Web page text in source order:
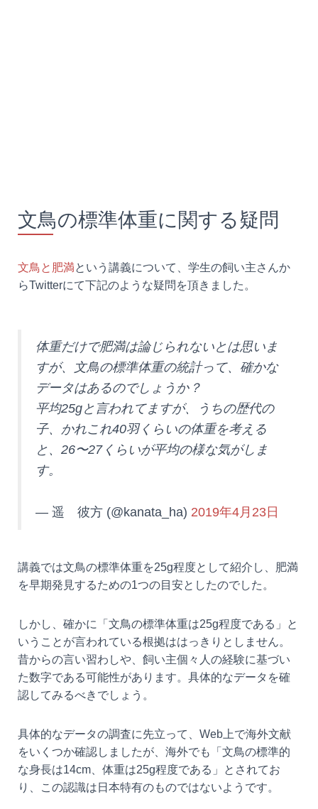
文鳥の標準体重に関する疑問
文鳥と肥満という講義について、学生の飼い主さんか
らTwitterにて下記のような疑問を頂きました。
体重だけで肥満は論じられないとは思いま
すが、文鳥の標準体重の統計って、確かな
データはあるのでしょうか？
平均25gと言われてますが、うちの歴代の
子、かれこれ40羽くらいの体重を考える
と、26〜27くらいが平均の様な気がしま
す。
— 遥 彼方 (@kanata_ha) 2019年4月23日
講義では文鳥の標準体重を25g程度として紹介し、肥満
を早期発見するための1つの目安としたのでした。
しかし、確かに「文鳥の標準体重は25g程度である」と
いうことが言われている根拠ははっきりとしません。
昔からの言い習わしや、飼い主個々人の経験に基づい
た数字である可能性があります。具体的なデータを確
認してみるべきでしょう。
具体的なデータの調査に先立って、Web上で海外文献
をいくつか確認しましたが、海外でも「文鳥の標準的
な身長は14cm、体重は25g程度である」とされてお
り、この認識は日本特有のものではないようです。